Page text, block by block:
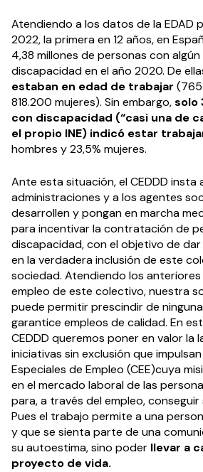
Atendiendo a los datos de la EDAD
2022, la primera en 12 años, en
4,38 millones de personas con
discapacidad en el año 2020. De
estaban en edad de trabajar
818.200 mujeres). Sin embargo,solo
con discapacidad (“casi una de
el propio INE) indicó estar
hombres y 23,5% mujeres.
Ante esta situación, el CEDDD insta
administraciones y a los agentes
desarrollen y pongan en marcha
para incentivar la contratación de
discapacidad, con el objetivo de
en la verdadera inclusión de este
sociedad. Atendiendo los
empleo de este colectivo, nuestra
puede permitir prescindir de
garantice empleos de calidad. En
CEDDD queremos poner en valor la
iniciativas sin exclusión que
Especiales de Empleo (CEE)cuya
en el mercado laboral de las
para, a través del empleo, conseguir
Pues el trabajo permite a una
y que se sienta parte de una
su autoestima, sino poder llevar a
proyecto de vida.